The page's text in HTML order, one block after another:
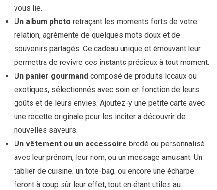
vous lie.
Un album photo retraçant les moments forts de votre
relation, agrémenté de quelques mots doux et de
souvenirs partagés. Ce cadeau unique et émouvant leur
permettra de revivre ces instants précieux à tout moment.
Un panier gourmand composé de produits locaux ou
exotiques, sélectionnés avec soin en fonction de leurs
goûts et de leurs envies. Ajoutez-y une petite carte avec
une recette originale pour les inciter à découvrir de
nouvelles saveurs.
Un vêtement ou un accessoire brodé ou personnalisé
avec leur prénom, leur nom, ou un message amusant. Un
tablier de cuisine, un tote-bag, ou encore une écharpe
feront à coup sûr leur effet, tout en étant utiles au